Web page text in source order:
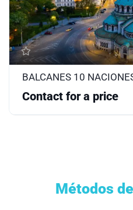
BALCANES 10
Contact for a price
Métodos